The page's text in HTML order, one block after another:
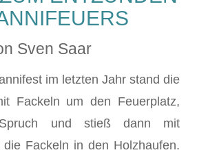
Sven Saar
im letzten Jahr stand die
Fackeln um den Feuerplatz,
und stieß dann mit
die Fackeln in den Holzhaufen.